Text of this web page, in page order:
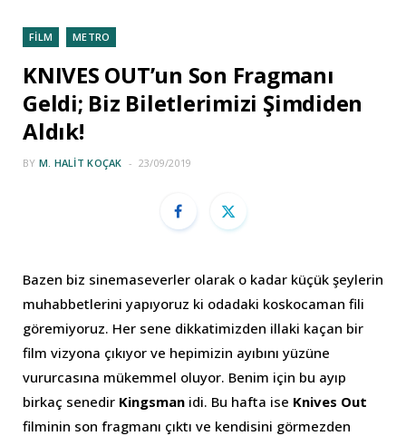
FİLM METRO
KNIVES OUT’un Son Fragmanı
Geldi; Biz Biletlerimizi Şimdiden
Aldık!
BY M. HALIT KOÇAK 23/09/2019
Bazen biz sinemaseverler olarak o kadar küçük şeylerin
muhabbetlerini yapıyoruz ki odadaki koskocaman fili
göremiyoruz. Her sene dikkatimizden illaki kaçan bir
film vizyona çıkıyor ve hepimizin ayıbını yüzüne
vururcasına mükemmel oluyor. Benim için bu ayıp
birkaç senedir Kingsman idi. Bu hafta ise Knives Out
filminin son fragmanı çıktı ve kendisini görmezden